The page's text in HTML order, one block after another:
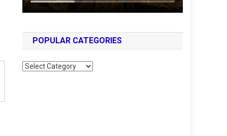
POPULAR CATEGORIES
Popular